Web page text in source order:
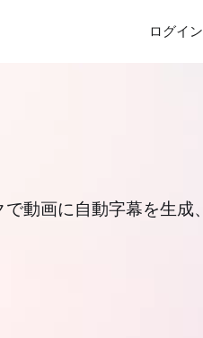
ログイン
動画に自動字幕を生成、